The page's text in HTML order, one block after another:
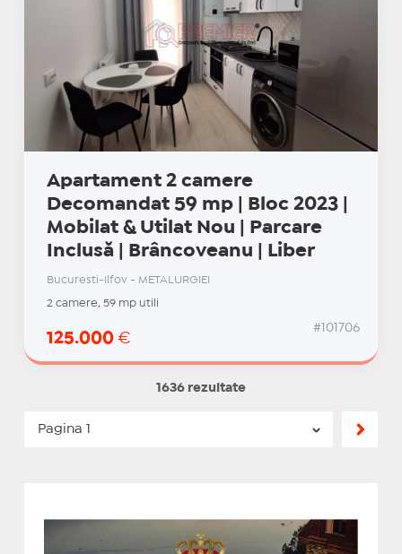
Apartament 2 camere
Decomandat 59 mp | Bloc 2023 |
Mobilat & Utilat Nou | Parcare
Inclusă | Brâncoveanu | Liber
Bucuresti-Ilfov - METALURGIEI
2 camere, 59 mp utili
125.000 €
#101706
1636 rezultate